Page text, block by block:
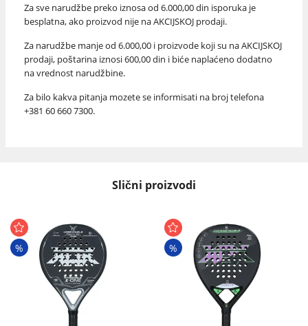
Za sve narudžbe preko iznosa od 6.000,00 din isporuka je
besplatna, ako proizvod nije na AKCIJSKOJ prodaji.
Za narudžbe manje od 6.000,00 i proizvode koji su na AKCIJSKOJ
prodaji, poštarina iznosi 600,00 din i biće naplaćeno dodatno
na vrednost narudžbine.
Za bilo kakva pitanja mozete se informisati na broj telefona
+381 60 660 7300.
Slični proizvodi
% %